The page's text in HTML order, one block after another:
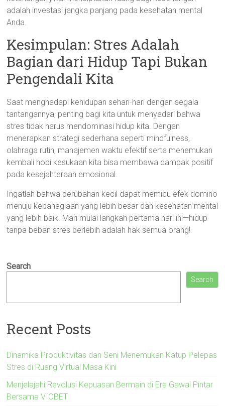
adalah investasi jangka panjang pada kesehatan mental
Anda.
Kesimpulan: Stres Adalah
Bagian dari Hidup Tapi Bukan
Pengendali Kita
Saat menghadapi kehidupan sehari-hari dengan segala
tantangannya, penting bagi kita untuk menyadari bahwa
stres tidak harus mendominasi hidup kita. Dengan
menerapkan strategi sederhana seperti mindfulness,
olahraga rutin, manajemen waktu efektif serta menemukan
kembali hobi kesukaan kita bisa membawa dampak positif
pada kesejahteraan emosional.
Ingatlah bahwa perubahan kecil dapat memicu efek domino
menuju kebahagiaan yang lebih besar dan kesehatan mental
yang lebih baik. Mari mulai langkah pertama hari ini—hidup
tanpa beban stres berlebih adalah hak semua orang!
Search
Search
Recent Posts
Dinamika Produktivitas dan Seni Menemukan Katup Pelepas
Stres di Ruang Virtual Masa Kini
Menjelajahi Revolusi Kepuasan Bermain di Era Gawai Pintar
Bersama VIOBET